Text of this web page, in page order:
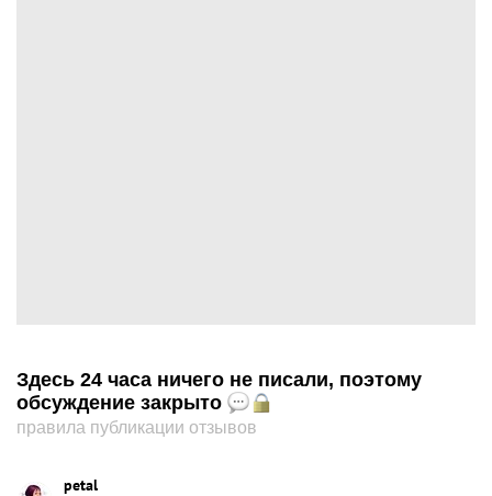
Здесь 24 часа ничего не писали, поэтому
обсуждение закрыто
правила публикации отзывов
petal